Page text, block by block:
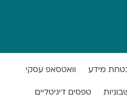
מידע וואטסאפ עסקי
טפסים דיגיטליים